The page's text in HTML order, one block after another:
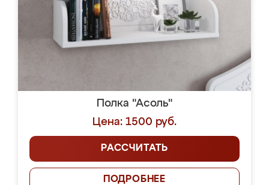
Полка "Асоль"
Цена: 1500 руб.
РАССЧИТАТЬ
ПОДРОБНЕЕ